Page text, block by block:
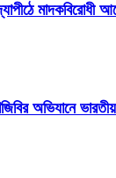
অভিযানে